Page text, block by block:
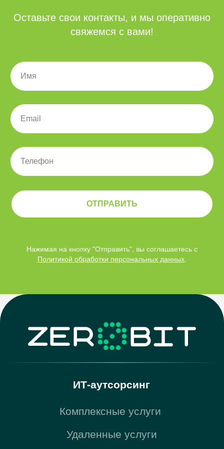
Оставьте свои контакты, и мы оперативно
свяжемся с вами!
ОТПРАВИТЬ
Нажимая на кнопку "Отправить", вы соглашаетесь c
Политикой обработки персональных данных
+7 495 223 00 93
Телефон
Презентация компании
ОКВЭД: Разработка компьютерного программного
Дмитрия Ульянова, д. 35 стр. 1, помещ. 17/2
Шереметьевская улица, 47
Представительство
Команда
Компания